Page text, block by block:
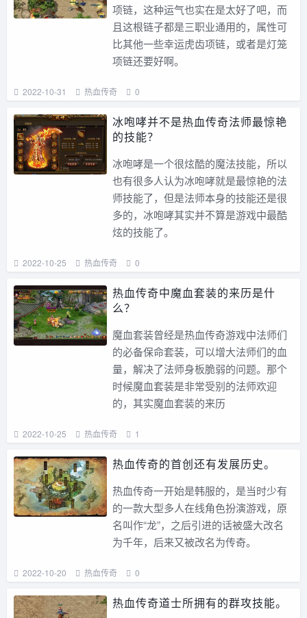
项链，这种运气也实在是太好了吧，而
且这根链子都是三职业通用的，属性可
比其他一些幸运虎齿项链，或者是灯笼
项链还要好啊。
2022-10-31 热血传奇 0
冰咆哮并不是热血传奇法师最惊艳
的技能？
冰咆哮是一个很炫酷的魔法技能，所以
也有很多人认为冰咆哮就是最惊艳的法
师技能了，但是法师本身的技能还是很
多的，冰咆哮其实并不算是游戏中最酷
炫的技能了。
2022-10-25 热血传奇 0
热血传奇中魔血套装的来历是什
么？
魔血套装曾经是热血传奇游戏中法师们
的必备保命套装，可以增大法师们的血
量，解决了法师身板脆弱的问题。那个
时候魔血套装是非常受别的法师欢迎
的，其实魔血套装的来历
2022-10-25 热血传奇 1
热血传奇的首创还有发展历史。
热血传奇一开始是韩服的，是当时少有
的一款大型多人在线角色扮演游戏，原
名叫作“龙”，之后引进的话被盛大改名
为千年，后来又被改名为传奇。
2022-10-20 热血传奇 0
热血传奇道士所拥有的群攻技能。